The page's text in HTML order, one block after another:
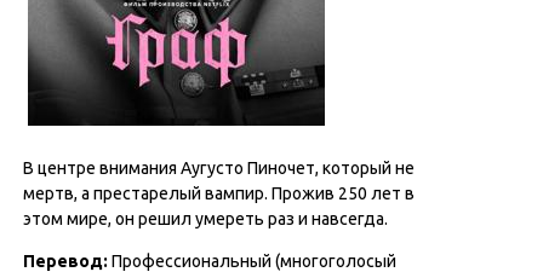
В центре внимания Аугусто Пиночет, который не
мертв, а престарелый вампир. Прожив 250 лет в
этом мире, он решил умереть раз и навсегда.
Перевод: Профессиональный (многоголосый